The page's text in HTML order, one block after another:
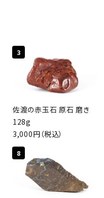
3
佐渡の赤玉石 原石 磨き
128g
3,000円（税込）
8